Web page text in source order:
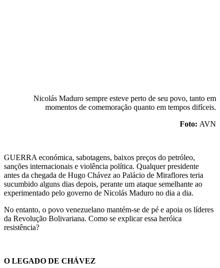
Nicolás Maduro sempre esteve perto de seu povo, tanto em
momentos de comemoração quanto em tempos difíceis.
Foto: AVN
GUERRA económica, sabotagens, baixos preços do petróleo,
sanções internacionais e violência política. Qualquer presidente
antes da chegada de Hugo Chávez ao Palácio de Miraflores teria
sucumbido alguns dias depois, perante um ataque semelhante ao
experimentado pelo governo de Nicolás Maduro no dia a dia.
No entanto, o povo venezuelano mantém-se de pé e apoia os líderes
da Revolução Bolivariana. Como se explicar essa heróica
resistência?
O LEGADO DE CHÁVEZ